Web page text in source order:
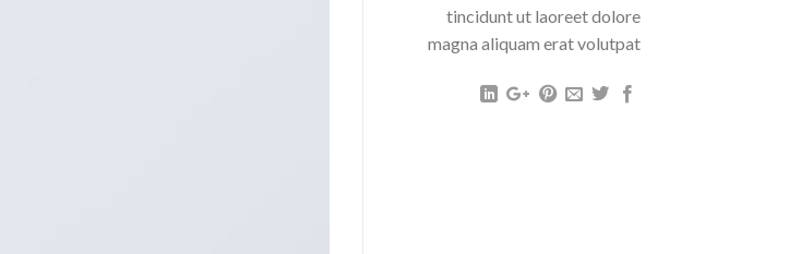
tincidunt ut laoreet dolore
magna aliquam erat volutpat